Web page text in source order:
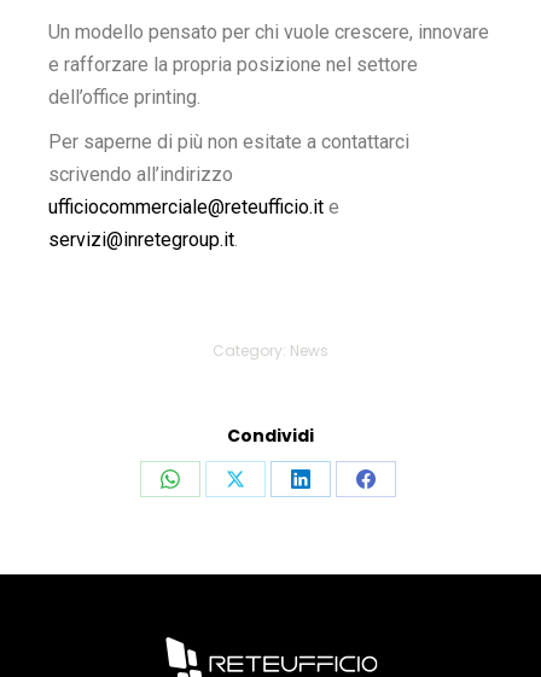
Un modello pensato per chi vuole crescere, innovare
e rafforzare la propria posizione nel settore
dell’office printing.
Per saperne di più non esitate a contattarci
scrivendo all’indirizzo
ufficiocommerciale@reteufficio.it e
servizi@inretegroup.it.
Category: News
Condividi